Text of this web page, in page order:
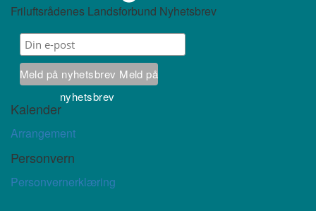
Friluftsrådenes Landsforbund Nyhetsbrev
Meld på nyhetsbrev Meld på
nyhetsbrev
Kalender
Arrangement
Personvern
Personvernerklæring